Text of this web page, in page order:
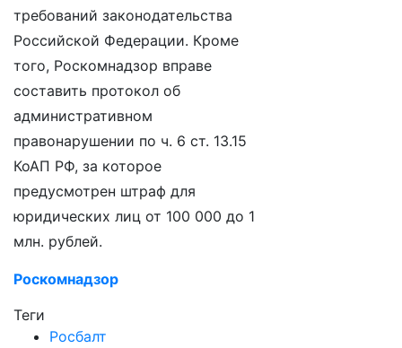
требований законодательства
Российской Федерации. Кроме
того, Роскомнадзор вправе
составить протокол об
административном
правонарушении по ч. 6 ст. 13.15
КоАП РФ, за которое
предусмотрен штраф для
юридических лиц от 100 000 до 1
млн. рублей.
Роскомнадзор
Теги
Росбалт